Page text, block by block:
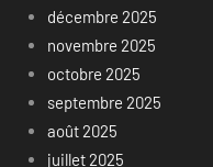
décembre 2025
novembre 2025
octobre 2025
septembre 2025
août 2025
juillet 2025